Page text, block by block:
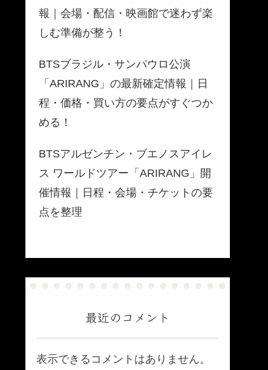
報｜会場・配信・映画館で迷わず楽
しむ準備が整う！
BTSブラジル・サンパウロ公演
「ARIRANG」の最新確定情報｜日
程・価格・買い方の要点がすぐつか
める！
BTSアルゼンチン・ブエノスアイレ
ス ワールドツアー「ARIRANG」開
催情報｜日程・会場・チケットの要
点を整理
最近のコメント
表示できるコメントはありません。